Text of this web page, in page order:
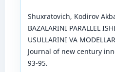
Shuxratovich, Kodirov
BAZALARINI PARALLEL
USULLARINI VA
Journal of new century
93-95.